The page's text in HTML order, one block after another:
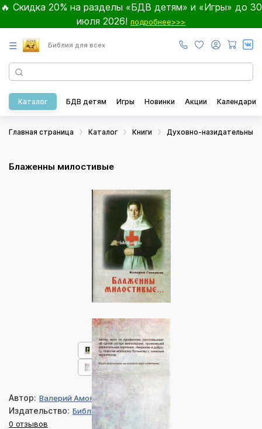
🔥 Скидка 20% на разделы «БДВ детям» и «Игры» до 30
июля 2026! подробнее>>>
☰ Библия для всех
Каталог БДВ детям Игры Новинки Акции Календари
Главная страница Каталог Книги Духовно-назидательные
Блаженны милостивые
Автор: Валерий Амоякович Геворков
Издательство: Библия для всех
0 отзывов